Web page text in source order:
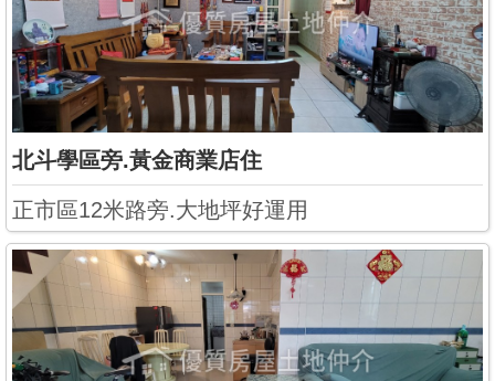
北斗學區旁.黃金商業店住
正市區12米路旁.大地坪好運用